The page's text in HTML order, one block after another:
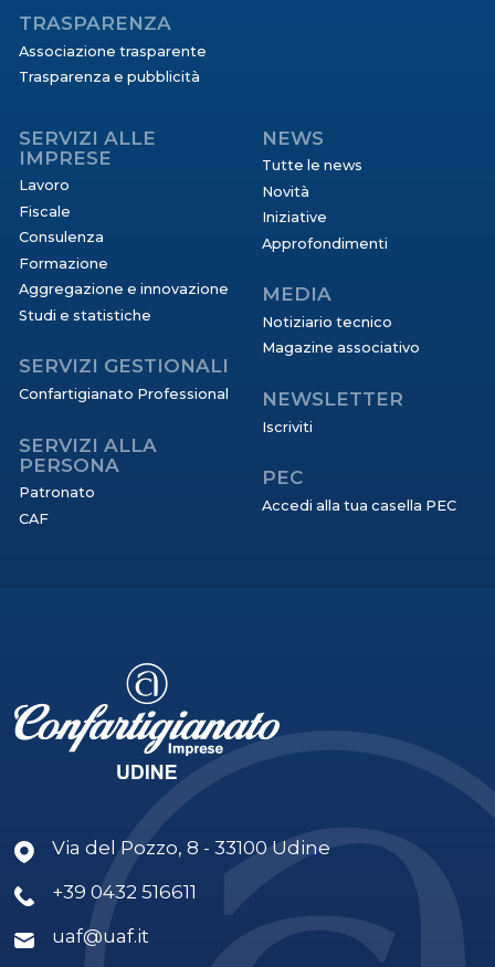
TRASPARENZA
Associazione trasparente
Trasparenza e pubblicità
SERVIZI ALLE
IMPRESE
Lavoro
Fiscale
Consulenza
Formazione
Aggregazione e innovazione
Studi e statistiche
SERVIZI GESTIONALI
Confartigianato Professional
SERVIZI ALLA
PERSONA
Patronato
CAF
NEWS
Tutte le news
Novità
Iniziative
Approfondimenti
MEDIA
Notiziario tecnico
Magazine associativo
NEWSLETTER
Iscriviti
PEC
Accedi alla tua casella PEC
Via del Pozzo, 8 - 33100 Udine
+39 0432 516611
uaf@uaf.it